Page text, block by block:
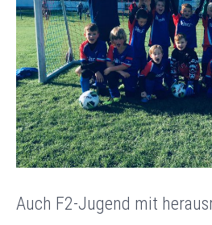
Auch F2-Jugend mit